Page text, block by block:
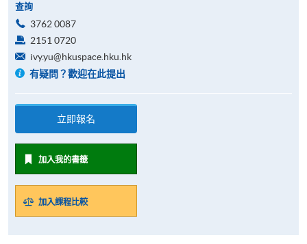
查詢
3762 0087
2151 0720
ivy.yu@hkuspace.hku.hk
有疑問？歡迎在此提出
立即報名
加入我的書籤
加入課程比較